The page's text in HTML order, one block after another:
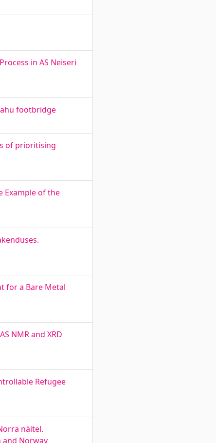
in AS Neiseri
footbridge
of prioritising
Example of the
for a Bare Metal
NMR and XRD
Refugee
näitel.
and Norway